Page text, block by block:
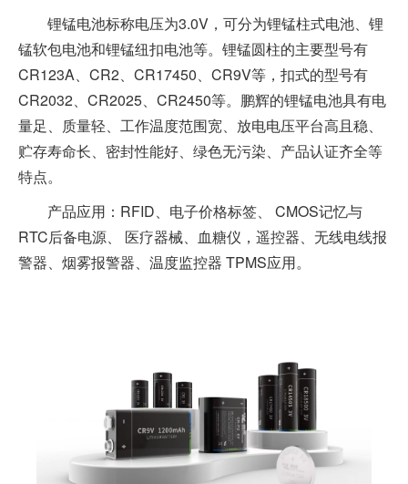
锂锰电池标称电压为3.0V，可分为锂锰柱式电池、锂
锰软包电池和锂锰纽扣电池等。锂锰圆柱的主要型号有
CR123A、CR2、CR17450、CR9V等，扣式的型号有
CR2032、CR2025、CR2450等。鹏辉的锂锰电池具有电
量足、质量轻、工作温度范围宽、放电电压平台高且稳、
贮存寿命长、密封性能好、绿色无污染、产品认证齐全等
特点。
产品应用：RFID、电子价格标签、 CMOS记忆与
RTC后备电源、 医疗器械、血糖仪，遥控器、无线电线报
警器、烟雾报警器、温度监控器 TPMS应用。